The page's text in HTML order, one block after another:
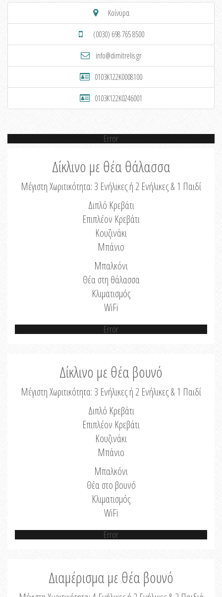
Κοίνυρα
(0030) 698 765 8500
info@dimitrelis.gr
0103K122K0008100
0103K122K0246001
Error
Δίκλινο με θέα θάλασσα
Μέγιστη Χωριτικότητα: 3 Ενήλικες ή 2 Ενήλικες & 1 Παιδί
Διπλό Κρεβάτι
Επιπλέον Κρεβάτι
Κουζινάκι
Μπάνιο
Μπαλκόνι
Θέα στη θάλασσα
Κλιματισμός
WiFi
Error
Δίκλινο με θέα βουνό
Μέγιστη Χωριτικότητα: 3 Ενήλικες ή 2 Ενήλικες & 1 Παιδί
Διπλό Κρεβάτι
Επιπλέον Κρεβάτι
Κουζινάκι
Μπάνιο
Μπαλκόνι
Θέα στο βουνό
Κλιματισμός
WiFi
Error
Διαμέρισμα με θέα βουνό